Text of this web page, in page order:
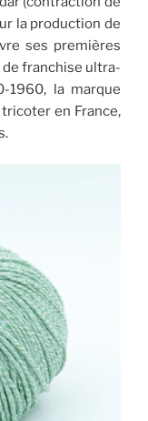
la production de
ses premières
franchise ultra-
1960, la marque
en France,